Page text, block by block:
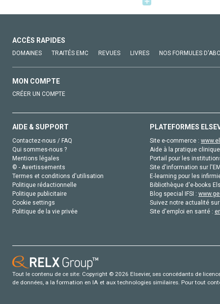
ACCÈS RAPIDES
DOMAINES TRAITÉS EMC REVUES LIVRES NOS FORMULES
MON COMPTE
CRÉER UN COMPTE
AIDE & SUPPORT
Contactez-nous / FAQ
Qui sommes-nous ?
Mentions légales
© - Avertissements
Termes et conditions d'utilisation
Politique rédactionnelle
Politique publicitaire
Cookie settings
Politique de la vie privée
PLATEFORMES
Site e-commerce :
Aide à la pratique
Portail pour les
Site d'information sur
E-learning pour les
Bibliothèque d'e-books
Blog special IFSI :
Suivez notre actualité
Site d'emploi en santé :
Tout le contenu de ce site: Copyright © 2026 Elsevier, ses concédants de
de données, a la formation en IA et aux technologies similaires. Pour tout